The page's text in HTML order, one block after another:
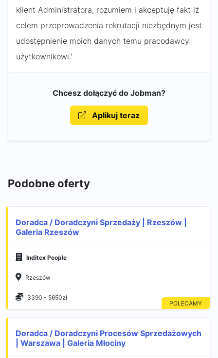
klient Administratora, rozumiem i akceptuję fakt iż
celem przeprowadzenia rekrutacji niezbędnym jest
udostępnienie moich danych temu pracodawcy
użytkownikowi.'
Chcesz dołączyć do Jobman?
Aplikuj teraz
Podobne oferty
Doradca / Doradczyni Sprzedaży | Rzeszów |
Galeria Rzeszów
Inditex People
Rzeszów
3390 - 5650zł
Doradca / Doradczyni Procesów Sprzedażowych
| Warszawa | Galeria Młociny